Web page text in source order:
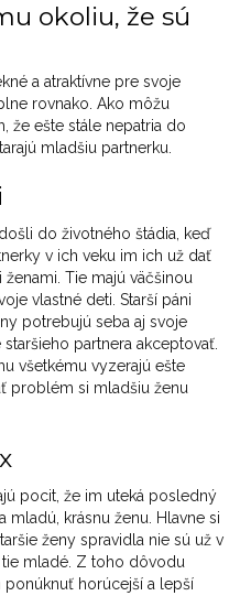
okoliu, že sú
a atraktívne pre svoje
rovnako. Ako môžu
že ešte stále nepatria do
mladšiu partnerku.
do životného štádia, keď
v ich veku im ich už dať
Tie majú väčšinou
vlastné deti. Starší páni
potrebujú seba aj svoje
partnera akceptovať.
všetkému vyzerajú ešte
problém si mladšiu ženu
pocit, že im uteká posledný
mladú, krásnu ženu. Hlavne si
ženy spravidla nie sú už v
mladé. Z toho dôvodu
ponúknuť horúcejší a lepší